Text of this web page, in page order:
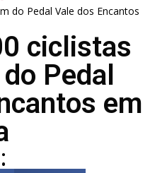
do Pedal Vale dos Encantos
ciclistas
Pedal
em